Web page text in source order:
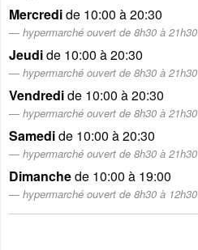
Mercredide 10:00 à 20:30
hypermarché ouvert de 8h30 à 21h30
Jeudide 10:00 à 20:30
hypermarché ouvert de 8h30 à 21h30
Vendredide 10:00 à 20:30
hypermarché ouvert de 8h30 à 21h30
Samedide 10:00 à 20:30
hypermarché ouvert de 8h30 à 21h30
Dimanchede 10:00 à 19:00
hypermarché ouvert de 8h30 à 12h30